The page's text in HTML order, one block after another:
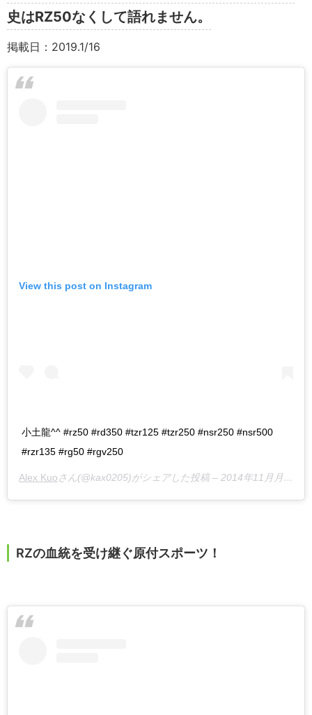
史はRZ50なくして語れません。
掲載日：2019.1/16
View this post on Instagram
小土龍^^ #rz50 #rd350 #tzr125 #tzr250 #nsr250 #nsr500
#rzr135 #rg50 #rgv250
Alex Kuoさん(@kax0205)がシェアした投稿 – 2014年11月月29日午後2時56分PST
RZの血統を受け継ぐ原付スポーツ！